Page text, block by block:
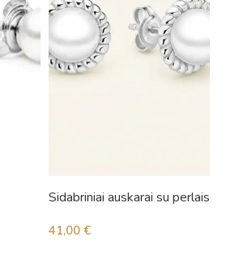
Sidabriniai auskarai su perlais
41,00 €